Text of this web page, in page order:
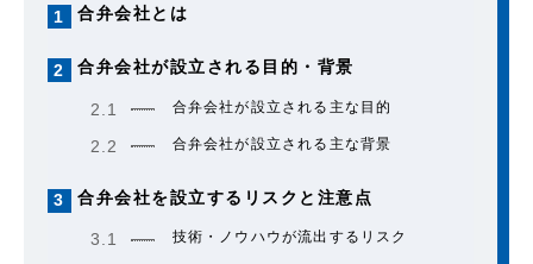
1 合弁会社とは
2 合弁会社が設立される目的・背景
2.1 合弁会社が設立される主な目的
2.2 合弁会社が設立される主な背景
3 合弁会社を設立するリスクと注意点
3.1 技術・ノウハウが流出するリスク